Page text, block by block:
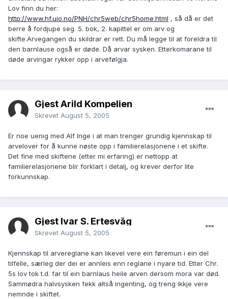
Lov finn du her:
http://www.hf.uio.no/PNH/chr5web/chr5home.html , så då er det
berre å fordjupe seg. 5. bok, 2. kapittel er om arv og
skifte.Arvegangen du skildrar er rett. Du må legge til at foreldra til
den barnlause også er døde. Då arvar sysken. Etterkomarane til
døde arvingar rykker opp i arvefølgja.
Gjest Arild Kompelien
Skrevet August 5, 2005
Er noe uenig med Alf Inge i at man trenger grundig kjennskap til
arvelover for å kunne nøste opp i familierelasjonene i et skifte.
Det fine med skiftene (etter mi erfaring) er nettopp at
familierelasjonene blir forklart i detalj, og krever derfor lite
forkunnskap.
Gjest Ivar S. Ertesvåg
Skrevet August 5, 2005
Kjennskap til arvereglane kan likevel vere ein føremun i ein del
tilfelle, særleg der dei er annleis enn reglane i nyare tid. Etter Chr.
5s lov tok t.d. far til ein barnlaus heile arven dersom mora var død.
Sammødra halvsysken fekk altså ingenting, og treng ikkje vere
nemnde i skiftet.